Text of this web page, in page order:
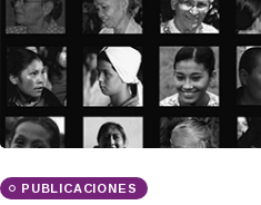
PUBLICACIONES